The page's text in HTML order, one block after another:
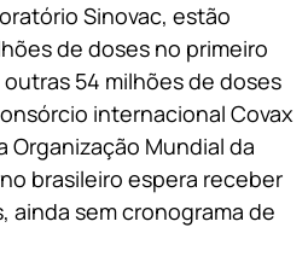
Sinovac, estão
de doses no primeiro
54 milhões de doses
internacional Covax
Organização Mundial da
brasileiro espera receber
ainda sem cronograma de